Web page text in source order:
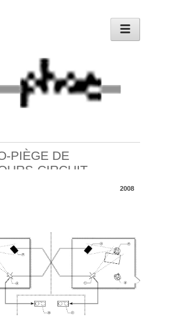
PIÈGE DE
CIRCUIT
2008